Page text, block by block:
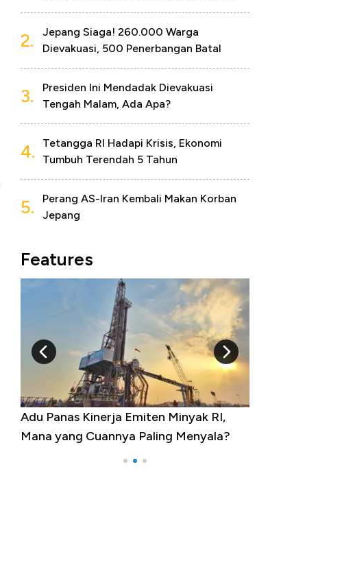
2.
Jepang Siaga! 260.000 Warga
Dievakuasi, 500 Penerbangan Batal
3.
Presiden Ini Mendadak Dievakuasi
Tengah Malam, Ada Apa?
4.
Tetangga RI Hadapi Krisis, Ekonomi
Tumbuh Terendah 5 Tahun
5.
Perang AS-Iran Kembali Makan Korban
Jepang
Features
Adu Panas Kinerja Emiten Minyak RI,
Mana yang Cuannya Paling Menyala?